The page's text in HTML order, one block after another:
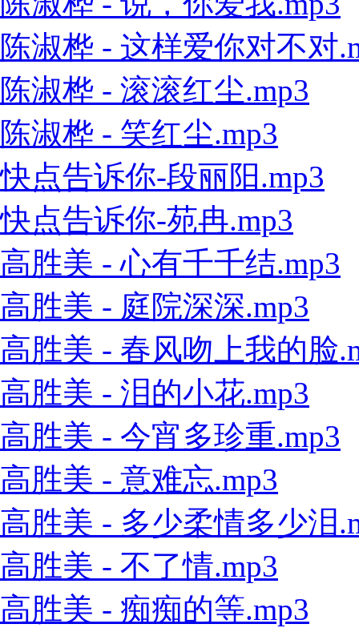
陈淑桦 - 这样爱你对不对
陈淑桦 - 滚滚红尘.mp3
陈淑桦 - 笑红尘.mp3
快点告诉你-段丽阳.mp3
快点告诉你-苑冉.mp3
高胜美 - 心有千千结.mp3
高胜美 - 庭院深深.mp3
高胜美 - 春风吻上我的脸
高胜美 - 泪的小花.mp3
高胜美 - 今宵多珍重.mp3
高胜美 - 意难忘.mp3
高胜美 - 多少柔情多少泪
高胜美 - 不了情.mp3
高胜美 - 痴痴的等.mp3